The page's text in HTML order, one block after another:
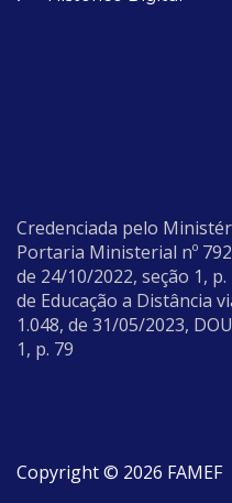
Credenciada pelo
Portaria Ministerial nº
de 24/10/2022, seção 1,
de Educação a Distância
1.048, de 31/05/2023,
1, p. 79
Copyright © 2026 FAMEF